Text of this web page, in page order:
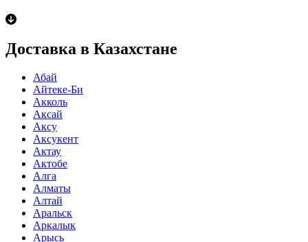
Доставка в Казахстане
Абай
Айтеке-Би
Акколь
Аксай
Аксу
Аксукент
Актау
Актобе
Алга
Алматы
Алтай
Аральск
Аркалык
Арысь